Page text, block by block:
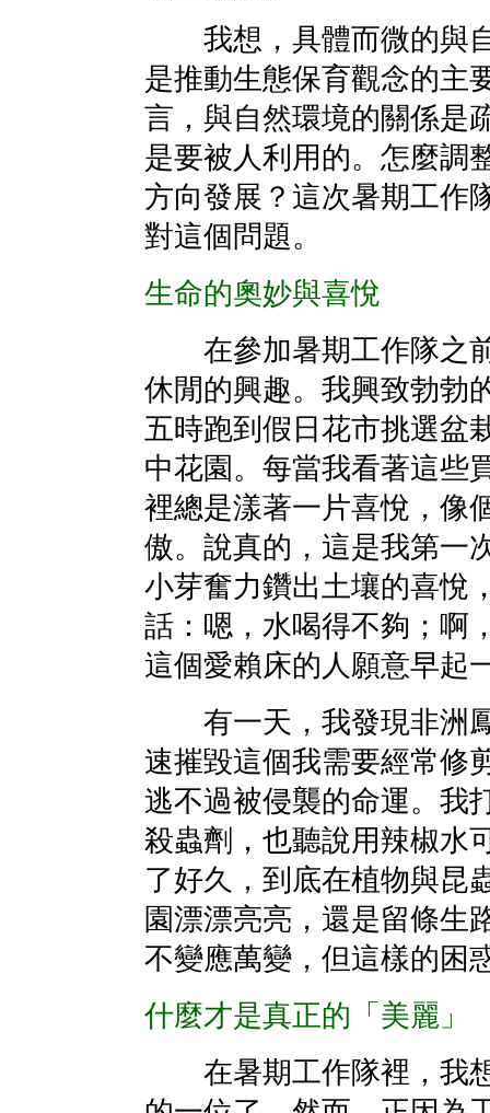
我想，具體而微的與自
是推動生態保育觀念的主
言，與自然環境的關係是
是要被人利用的。怎麼調
方向發展？這次暑期工作
對這個問題。
生命的奧妙與喜悅
在參加暑期工作隊之前
休閒的興趣。我興致勃勃
五時跑到假日花市挑選盆
中花園。每當我看著這些
裡總是漾著一片喜悅，像
傲。說真的，這是我第一
小芽奮力鑽出土壤的喜悅
話：嗯，水喝得不夠；
這個愛賴床的人願意早起
有一天，我發現非洲鳳
速摧毀這個我需要經常修
逃不過被侵襲的命運。我
殺蟲劑，也聽說用辣椒水
了好久，到底在植物與昆
園漂漂亮亮，還是留條生
不變應萬變，但這樣的困
什麼才是真正的「美麗」
在暑期工作隊裡，我想